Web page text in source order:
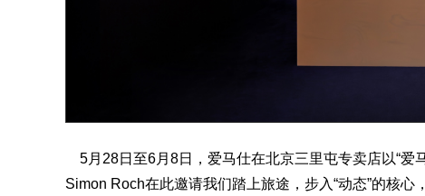
5月28日至6月8日，爱马仕在北京三里屯专卖店以“爱
Simon Roch在此邀请我们踏上旅途，步入“动态”的核